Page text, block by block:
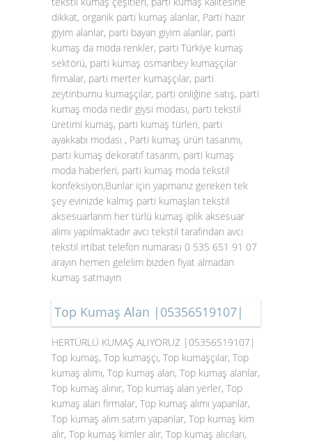
dikkat, organik parti kumaş alanlar, Parti hazır
giyim alanlar, parti bayan giyim alanlar, parti
kumaş da moda renkler, parti Türkiye kumaş
sektörü, parti kumaş osmanbey kumaşçılar
firmalar, parti merter kumaşçılar, parti
zeytinburnu kumaşçılar, parti onliğine satış, parti
kumaş moda nedir giysi modası, parti tekstil
üretimi kumaş, parti kumaş türleri, parti
ayakkabı modası , Parti kumaş ürün tasarımı,
parti kumaş dekoratif tasarım, parti kumaş
moda haberleri, parti kumaş moda tekstil
konfeksiyon,Bunlar için yapmanız gereken tek
şey evinizde kalmış parti kumaşları tekstil
aksesuarlarım her türlü kumaş iplik aksesuar
alımı yapılmaktadır avcı tekstil tarafından avcı
tekstil irtibat telefon numarası 0 535 651 91 07
arayın hemen gelelim bizden fiyat almadan
kumaş satmayın
Top Kumaş Alan |05356519107|
HERTÜRLÜ KUMAŞ ALIYORUZ |05356519107|
Top kumaş, Top kumaşçı, Top kumaşçılar, Top
kumaş alımı, Top kumaş alan, Top kumaş alanlar,
Top kumaş alınır, Top kumaş alan yerler, Top
kumaş alan firmalar, Top kumaş alımı yapanlar,
Top kumaş alım satım yapanlar, Top kumaş kim
alır, Top kumaş kimler alır, Top kumaş alıcıları,